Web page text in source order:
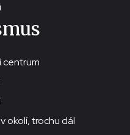
centrum
okolí, trochu dál